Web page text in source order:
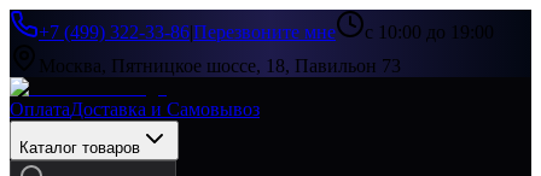
+7 (499) 322-33-86|Перезвоните мне
с 10:00 до 19:00
Москва, Пятницкое шоссе, 18, Павильон 73
ОплатаДоставка и Самовывоз
Каталог товаров